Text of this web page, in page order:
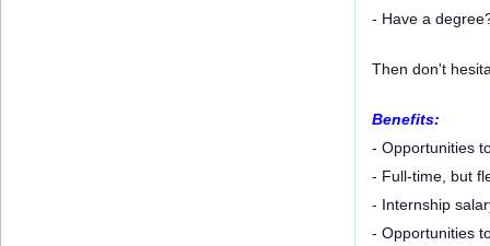
- Have a
Then don't
Benefits:
- Opportunities
- Full-time, but
- Internship
- Opportunities